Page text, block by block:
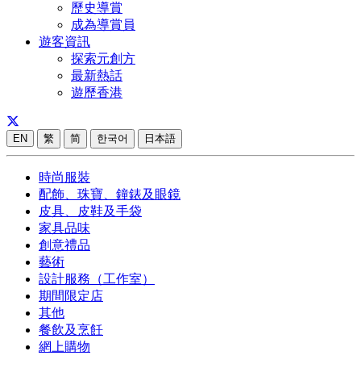
歷史導賞
成為導賞員
遊客資訊
探索元創方
最新熱話
遊歷香港
EN 繁 简 한국어 日本語
時尚服裝
配飾、珠寶、鐘錶及眼鏡
皮具、皮鞋及手袋
家具品味
創意禮品
藝術
設計服務（工作室）
期間限定店
其他
餐飲及烹飪
網上購物